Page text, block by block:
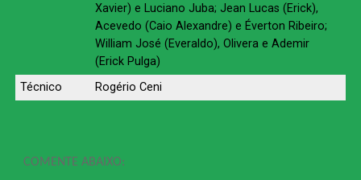
Xavier) e Luciano Juba; Jean Lucas (Erick),
Acevedo (Caio Alexandre) e Éverton Ribeiro;
William José (Everaldo), Olivera e Ademir
(Erick Pulga)
Técnico
Rogério Ceni
COMENTE ABAIXO: